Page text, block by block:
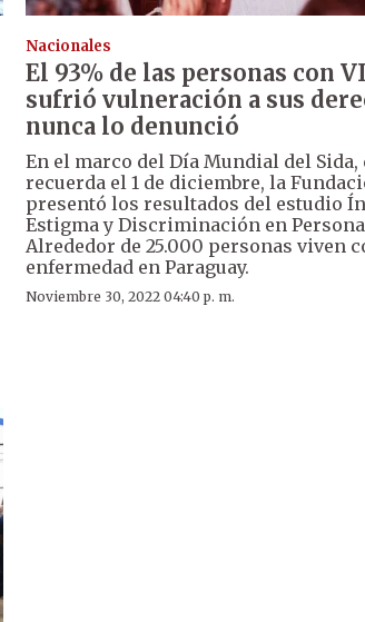
Nacionales
El 93% de las personas con
sufrió vulneración a sus
nunca lo denunció
En el marco del Día Mundial del Sida,
recuerda el 1 de diciembre, la
presentó los resultados del estudio
Estigma y Discriminación en
Alrededor de 25.000 personas viven
enfermedad en Paraguay.
Noviembre 30, 2022 04:40 p. m.